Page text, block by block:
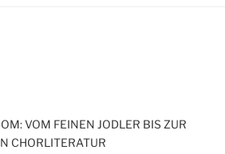
VOM FEINEN JODLER BIS ZUR
CHORLITERATUR